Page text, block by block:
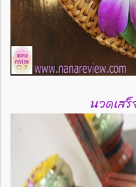
นวดเส